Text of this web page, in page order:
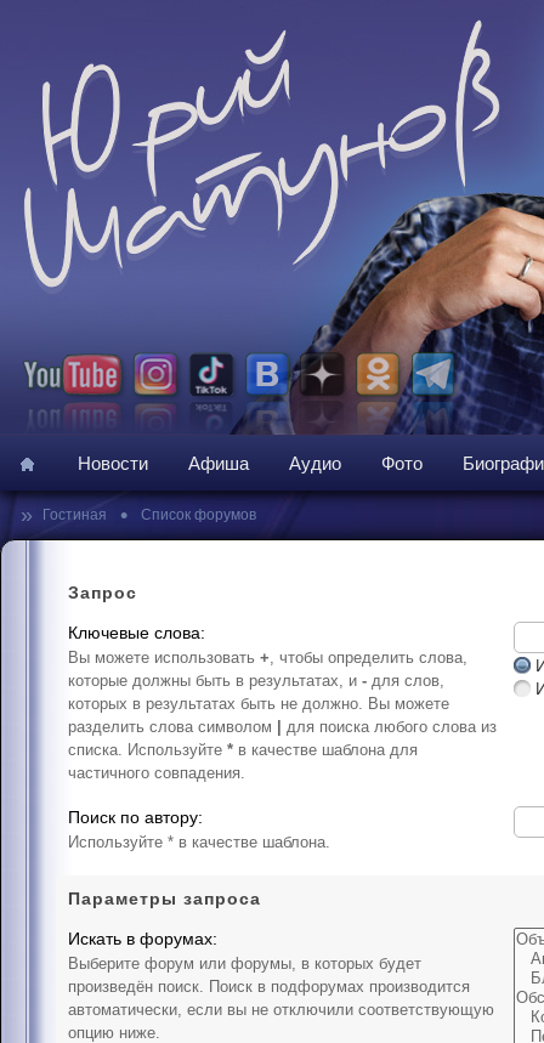
Новости Афиша Аудио Фото
» Гостиная • Список форумов
Запрос
Ключевые слова:
Вы можете использовать +, чтобы определить слова,
которые должны быть в результатах, и - для слов,
которых в результатах быть не должно. Вы можете
разделить слова символом
для поиска любого слова из
списка. Используйте * в качестве шаблона для
частичного совпадения.
Поиск по автору:
Используйте * в качестве шаблона.
Параметры запроса
Искать в форумах:
Выберите форум или форумы, в которых будет
произведён поиск. Поиск в подфорумах производится
автоматически, если вы не отключили соответствующую
опцию ниже.